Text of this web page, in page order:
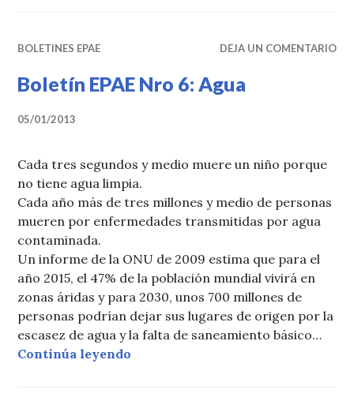
BOLETINES EPAE DEJA UN COMENTARIO
Boletín EPAE Nro 6: Agua
05/01/2013
Cada tres segundos y medio muere un niño porque
no tiene agua limpia.
Cada año más de tres millones y medio de personas
mueren por enfermedades transmitidas por agua
contaminada.
Un informe de la ONU de 2009 estima que para el
año 2015, el 47% de la población mundial vivirá en
zonas áridas y para 2030, unos 700 millones de
personas podrían dejar sus lugares de origen por la
escasez de agua y la falta de saneamiento básico…
Continúa leyendo